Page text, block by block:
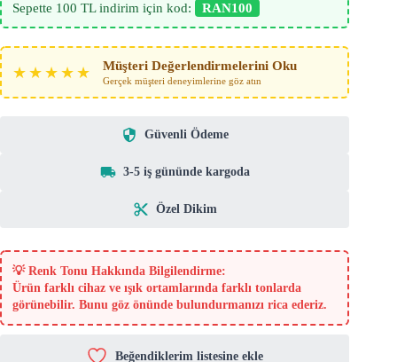
Sepette 100 TL indirim için kod:
RAN100
★★★★★ Müşteri Değerlendirmelerini Oku
Gerçek müşteri deneyimlerine göz atın
Güvenli Ödeme
3-5 iş gününde kargoda
Özel Dikim
💡 Renk Tonu Hakkında Bilgilendirme:
Ürün farklı cihaz ve ışık ortamlarında farklı tonlarda
görünebilir. Bunu göz önünde bulundurmanızı rica ederiz.
Beğendiklerim listesine ekle